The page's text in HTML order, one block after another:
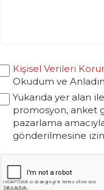
Kişisel Verileri
Okudum ve
Yukarıda yer alan
promosyon, anket
pazarlama
gönderilmesine